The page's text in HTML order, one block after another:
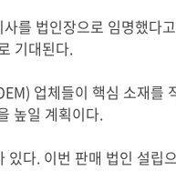
사를 법인장으로 임명했다
기대된다.
업체들이 핵심 소재를
높일 계획이다.
있다. 이번 판매 법인 설립